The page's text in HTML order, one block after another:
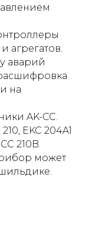
агрегатов.
аварий
на
AK-CC.
EKC 204A1
210B.
может